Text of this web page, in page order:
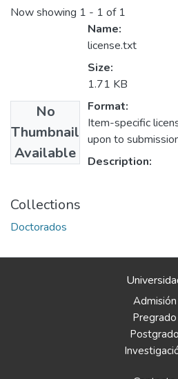
Now showing 1 - 1 of 1
No
Thumbnail
Available
Name:
license.txt
Size:
1.71 KB
Format:
Item-specific
upon to
Description:
Collections
Doctorados
Admisión
Pregrado
Postgrado